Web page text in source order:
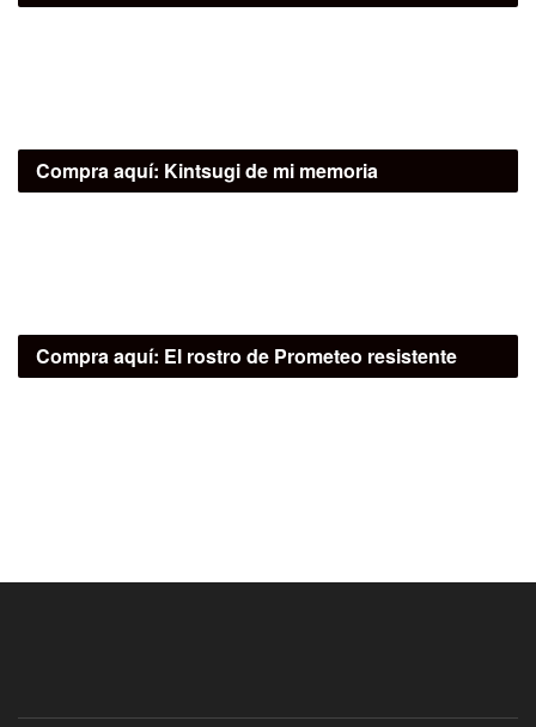
Compra aquí: Kintsugi de mi memoria
Compra aquí: El rostro de Prometeo resistente